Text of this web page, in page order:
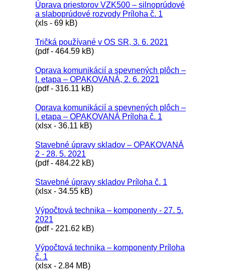
Úprava priestorov VZK500 – silnoprúdové
a slaboprúdové rozvody Príloha č. 1
(xls - 69 kB)
Tričká používané v OS SR, 3. 6. 2021
(pdf - 464.59 kB)
Oprava komunikácií a spevnených plôch –
I. etapa – OPAKOVANÁ, 2. 6. 2021
(pdf - 316.11 kB)
Oprava komunikácií a spevnených plôch –
I. etapa – OPAKOVANÁ Príloha č. 1
(xlsx - 36.11 kB)
Stavebné úpravy skladov – OPAKOVANÁ
2 - 28. 5. 2021
(pdf - 484.22 kB)
Stavebné úpravy skladov Príloha č. 1
(xlsx - 34.55 kB)
Výpočtová technika – komponenty - 27. 5.
2021
(pdf - 221.62 kB)
Výpočtová technika – komponenty Príloha
č. 1
(xlsx - 2.84 MB)